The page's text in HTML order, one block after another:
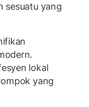
sesuatu yang
lokal
yang